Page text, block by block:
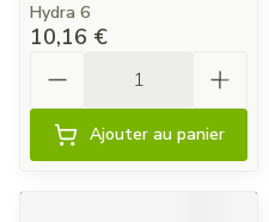
Hydra 6
10,16 €
Ajouter au panier